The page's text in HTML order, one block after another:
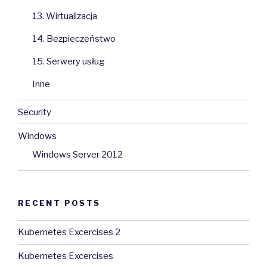
13. Wirtualizacja
14. Bezpieczeństwo
15. Serwery usług
Inne
Security
Windows
Windows Server 2012
RECENT POSTS
Kubernetes Excercises 2
Kubernetes Excercises